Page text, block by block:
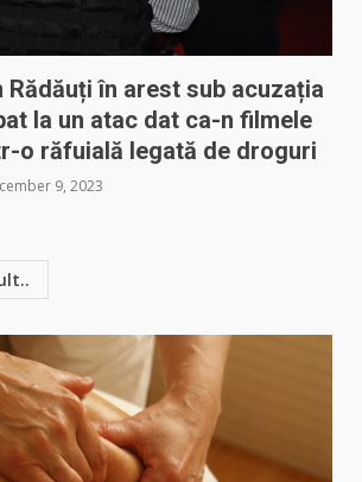
în arest sub acuzația
la un atac dat ca-n filmele
o răfuială legată de droguri
9, 2023